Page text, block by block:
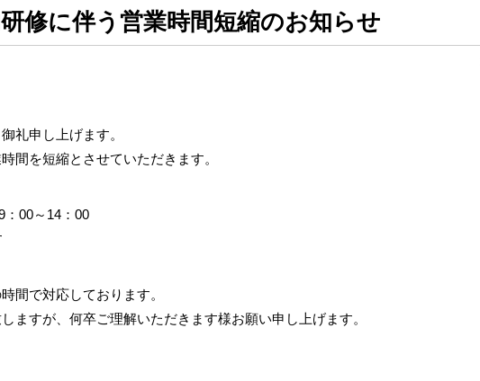
修に伴う営業時間短縮のお知らせ
礼申し上げます。
間を短縮とさせていただきます。
00～14：00
間で対応しております。
ますが、何卒ご理解いただきます様お願い申し上げます。